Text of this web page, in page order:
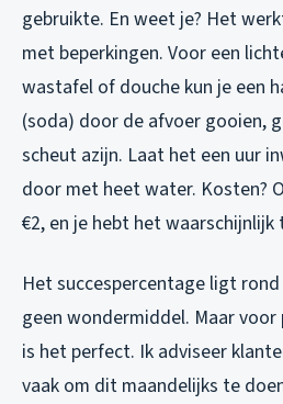
gebruikte. En weet je? Het
met beperkingen. Voor een
wastafel of douche kun je een
(soda) door de afvoer gooien,
scheut azijn. Laat het een uur
door met heet water. Kosten?
€2, en je hebt het waarschijnlijk
Het succespercentage ligt
geen wondermiddel. Maar
is het perfect. Ik adviseer
vaak om dit maandelijks te